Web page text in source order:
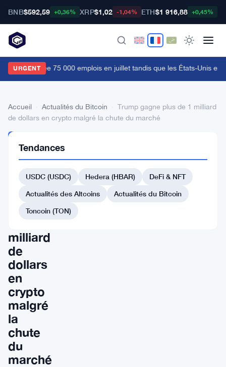
BNB$592,59 +0,36% XRP$1,02 -1,04% ETH$1 916,88 +0,45%
URGENT
Canada crée 75 000 emplois en juillet tandis que les États-Unis en
Accueil Actualités du Bitcoin
Trump gagne plus de 1 milliard
de dollars en crypto malgré la chute du marché
DU BITCOIN
gagne
plus
milliard
de
dollars
en
crypto
malgré
la
chute
du
marché
Tendances
USDC (USDC) Hedera (HBAR)
DeFi & NFT
Actualités des Altcoins
Actualités du Bitcoin
Toncoin (TON)